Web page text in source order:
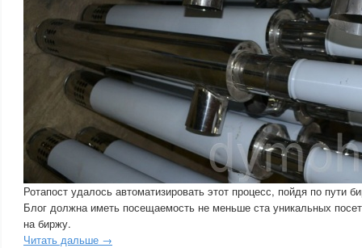
Ротапост удалось автоматизировать этот процесс, пойдя по пути
Блог должна иметь посещаемость не меньше ста уникальных
на биржу.
Читать дальше →